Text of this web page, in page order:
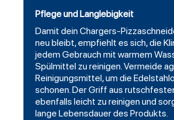
Pflege und Langlebigkeit
Damit dein Chargers-
neu bleibt, empfiehlt es sich, die
jedem Gebrauch mit warmem
Spülmittel zu reinigen. Vermeide
Reinigungsmittel, um die
schonen. Der Griff aus
ebenfalls leicht zu reinigen und
lange Lebensdauer des Produkts.